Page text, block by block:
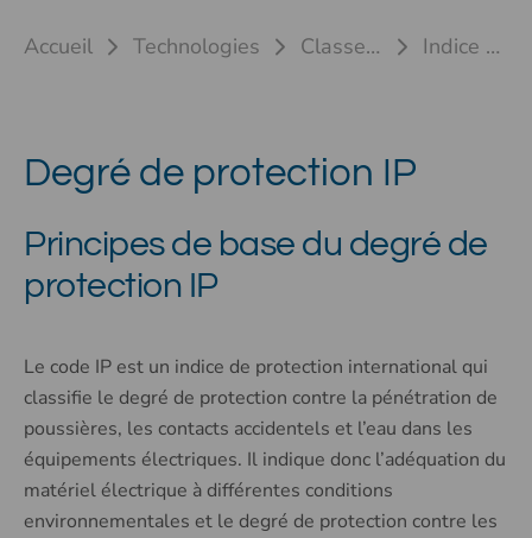
Accueil Technologies Classes de protection Indice de protection IP
Degré de protection IP
Principes de base du degré de
protection IP
Le code IP est un indice de protection international qui
classifie le degré de protection contre la pénétration de
poussières, les contacts accidentels et l’eau dans les
équipements électriques. Il indique donc l’adéquation du
matériel électrique à différentes conditions
environnementales et le degré de protection contre les